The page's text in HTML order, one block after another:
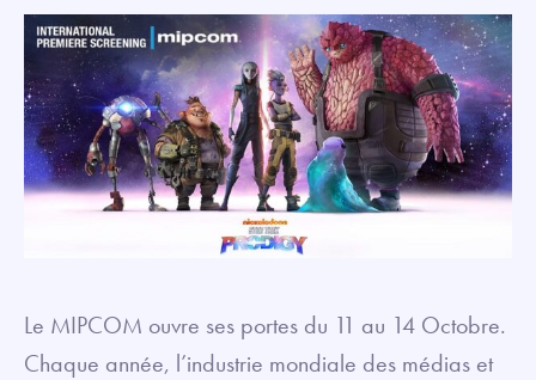
Le MIPCOM ouvre ses portes du 11 au 14 Octobre.
Chaque année, l’industrie mondiale des médias et